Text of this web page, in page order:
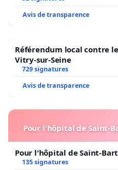
Avis de transparence
Référendum local contre
Vitry-sur-Seine
729 signatures
Avis de transparence
Pour l'hôpital de Saint-
Pour l'hôpital de Saint-
135 signatures